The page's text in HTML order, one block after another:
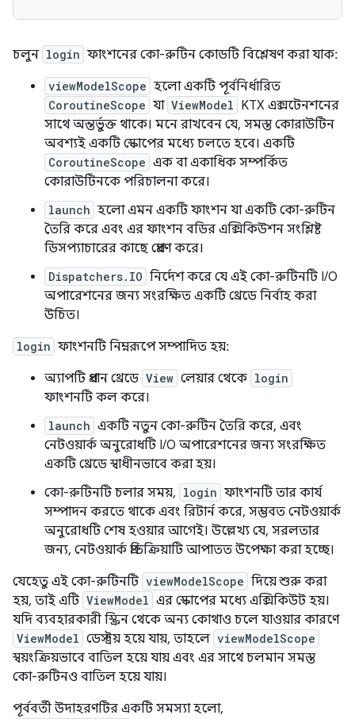
চলুন login ফাংশনের কো-রুটিন কোডটি বিশ্লেষণ করা যাক:
viewModelScope হলো একটি পূর্বনির্ধারিত
CoroutineScope যা ViewModel KTX এক্সটেনশনের
সাথে অন্তর্ভুক্ত থাকে। মনে রাখবেন যে, সমস্ত কোরাউটিন
অবশ্যই একটি স্কোপের মধ্যে চলতে হবে। একটি
CoroutineScope এক বা একাধিক সম্পর্কিত
কোরাউটিনকে পরিচালনা করে।
launch হলো এমন একটি ফাংশন যা একটি কো-রুটিন
তৈরি করে এবং এর ফাংশন বডির এক্সিকিউশন সংশ্লিষ্ট
ডিসপ্যাচারের কাছে প্রেরণ করে।
Dispatchers.IO নির্দেশ করে যে এই কো-রুটিনটি I/O
অপারেশনের জন্য সংরক্ষিত একটি থ্রেডে নির্বাহ করা
উচিত।
login ফাংশনটি নিম্নরূপে সম্পাদিত হয়:
অ্যাপটি প্রধান থ্রেডে View লেয়ার থেকে login
ফাংশনটি কল করে।
launch একটি নতুন কো-রুটিন তৈরি করে, এবং
নেটওয়ার্ক অনুরোধটি I/O অপারেশনের জন্য সংরক্ষিত
একটি থ্রেডে স্বাধীনভাবে করা হয়।
কো-রুটিনটি চলার সময়, login ফাংশনটি তার কার্য
সম্পাদন করতে থাকে এবং রিটার্ন করে, সম্ভবত নেটওয়ার্ক
অনুরোধটি শেষ হওয়ার আগেই। উল্লেখ্য যে, সরলতার
জন্য, নেটওয়ার্ক প্রতিক্রিয়াটি আপাতত উপেক্ষা করা হচ্ছে।
যেহেতু এই কো-রুটিনটি viewModelScope দিয়ে শুরু করা
হয়, তাই এটি ViewModel এর স্কোপের মধ্যে এক্সিকিউট হয়।
যদি ব্যবহারকারী স্ক্রিন থেকে অন্য কোথাও চলে যাওয়ার কারণে
ViewModel ডেস্ট্রয় হয়ে যায়, তাহলে viewModelScope
স্বয়ংক্রিয়ভাবে বাতিল হয়ে যায় এবং এর সাথে চলমান সমস্ত
কো-রুটিনও বাতিল হয়ে যায়।
পূর্ববর্তী উদাহরণটির একটি সমস্যা হলো,